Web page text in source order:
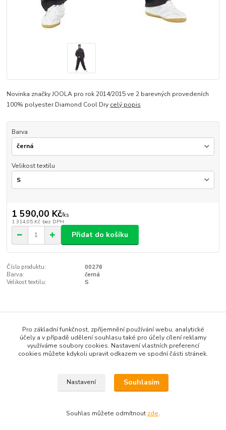
Novinka značky JOOLA pro rok 2014/2015 ve 2 barevných provedeních
100% polyester Diamond Cool Dry celý popis
Barva
Velikost textilu
1 590,00 Kč/ks
1 314,05 Kč bez DPH
Přidat do košíku
Číslo produktu:
00276
Barva:
černá
Velikost textilu:
S
Novinka značky JOOLA pro rok 2014/2015 ve 2 barevných
provedeních
Pro základní funkčnost, zpříjemnění používání webu, analytické
účely a v případě udělení souhlasu také pro účely cílení reklamy
využíváme soubory cookies. Nastavení vlastních preferencí
cookies můžete kdykoli upravit odkazem ve spodní části stránek.
Nastavení Souhlasím
Souhlas můžete odmítnout zde.